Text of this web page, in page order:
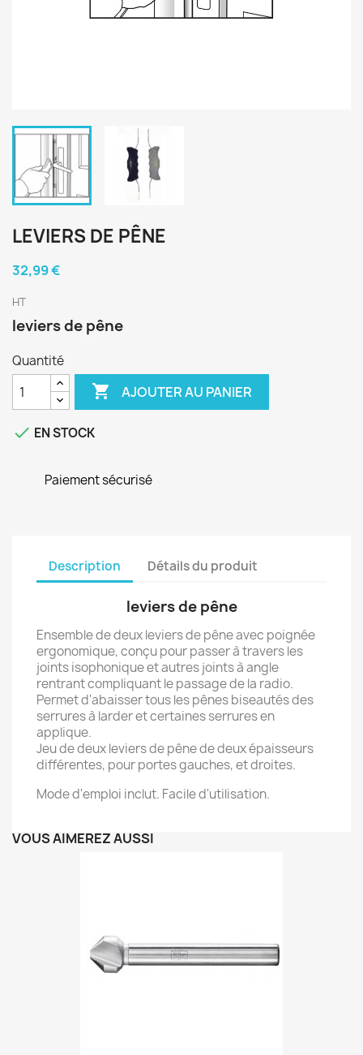
LEVIERS DE PÊNE
32,99 €
HT
leviers de pêne
Quantité
 AJOUTER AU PANIER
 EN STOCK
Paiement sécurisé
Description Détails du produit
leviers de pêne
Ensemble de deux leviers de pêne avec poignée
ergonomique, conçu pour passer à travers les
joints isophonique et autres joints à angle
rentrant compliquant le passage de la radio.
Permet d'abaisser tous les pênes biseautés des
serrures à larder et certaines serrures en
applique.
Jeu de deux leviers de pêne de deux épaisseurs
différentes, pour portes gauches, et droites.
Mode d'emploi inclut. Facile d'utilisation.
VOUS AIMEREZ AUSSI